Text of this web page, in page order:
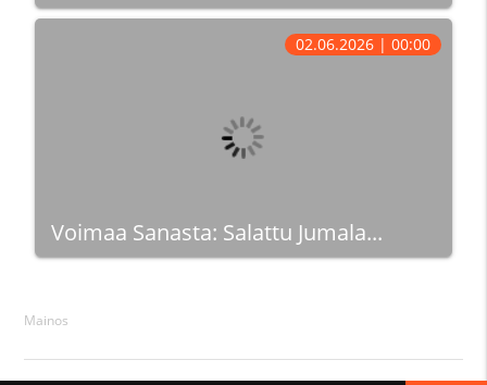
Voimaa Sanasta: Salattu Jumala...
02.06.2026 | 00:00
Mainos